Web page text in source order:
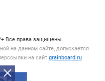
Все права защищены.
на данном сайте, допускается
на сайт grainboard.ru